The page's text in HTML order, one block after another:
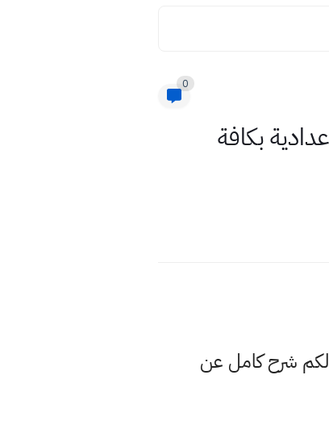
0
الاعدادية بكافة
لكم شرح كامل عن